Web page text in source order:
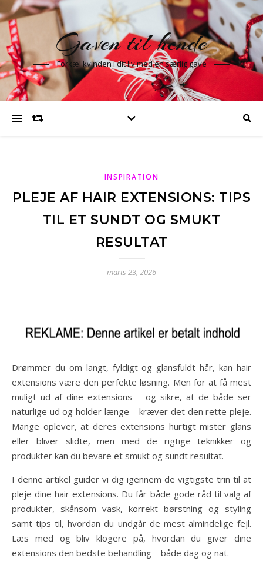
Gaven til hende
Forkæl kvinden i dit liv med en særlig gave
INSPIRATION
PLEJE AF HAIR EXTENSIONS: TIPS
TIL ET SUNDT OG SMUKT
RESULTAT
marts 23, 2026
Drømmer du om langt, fyldigt og glansfuldt hår, kan hair
extensions være den perfekte løsning. Men for at få mest
muligt ud af dine extensions – og sikre, at de både ser
naturlige ud og holder længe – kræver det den rette pleje.
Mange oplever, at deres extensions hurtigt mister glans
eller bliver slidte, men med de rigtige teknikker og
produkter kan du bevare et smukt og sundt resultat.
I denne artikel guider vi dig igennem de vigtigste trin til at
pleje dine hair extensions. Du får både gode råd til valg af
produkter, skånsom vask, korrekt børstning og styling
samt tips til, hvordan du undgår de mest almindelige fejl.
Læs med og bliv klogere på, hvordan du giver dine
extensions den bedste behandling – både dag og nat.